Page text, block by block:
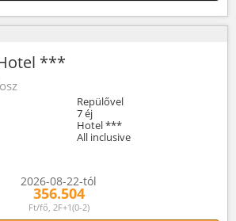
***
Repülővel
7 éj
Hotel ***
All inclusive
2026-08-22-tól
356.504
Ft/fő, 2F+1(0-2)